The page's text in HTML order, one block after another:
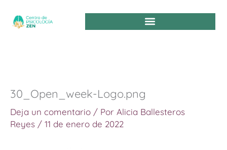
30_Open_week-Logo.png
Deja un comentario / Por Alicia Ballesteros
Reyes / 11 de enero de 2022